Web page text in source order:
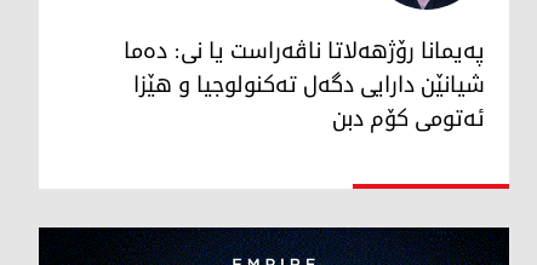
محەمەد تاهر زێبارى
پەیمانا رۆژهەلاتا ناڤەراست یا نى: دەما
شیانێن دارایى دگەل تەکنولوجیا و هێزا
ئەتومى کۆم دبن